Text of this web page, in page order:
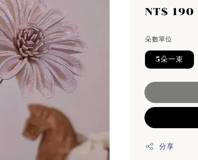
Sale
NT$ 190
朵數單位
5朵一束
分享